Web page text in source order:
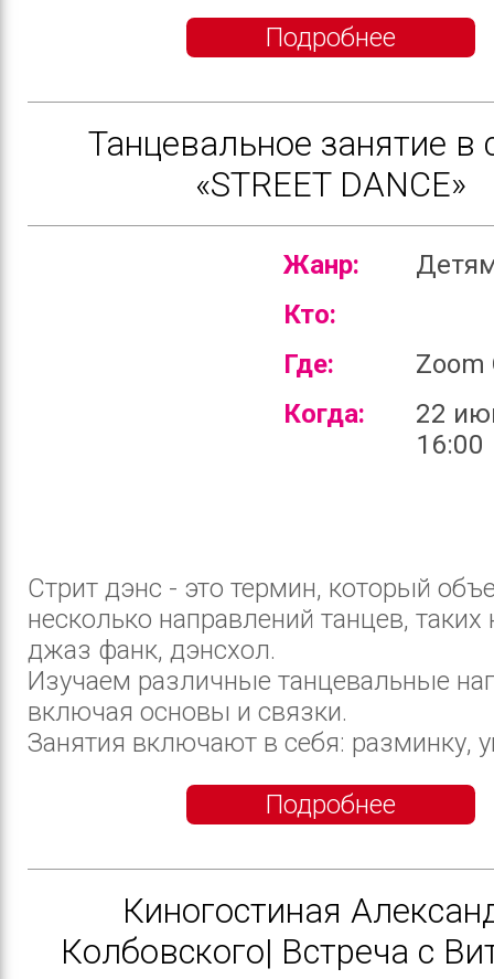
Подробнее
Танцевальное занятие в
«STREET DANCE»
Жанр:
Кто:
Где:
Zoom
Когда:
22
16:00
Стрит дэнс - это термин, который
несколько направлений танцев, таких
джаз фанк, дэнсхол.
Изучаем различные танцевальные
включая основы и связки.
Занятия включают в себя: разминку,
Подробнее
Киногостиная
Колбовского| Встреча с